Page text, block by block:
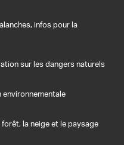
infos pour la
sur les dangers naturels
la neige et le paysage